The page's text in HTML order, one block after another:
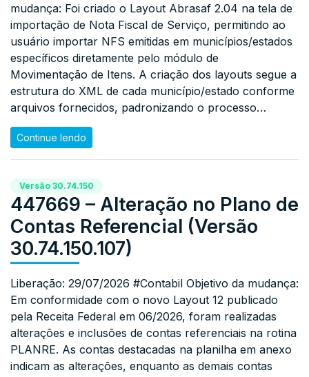
mudança: Foi criado o Layout Abrasaf 2.04 na tela de
importação de Nota Fiscal de Serviço, permitindo ao
usuário importar NFS emitidas em municípios/estados
específicos diretamente pelo módulo de
Movimentação de Itens. A criação dos layouts segue a
estrutura do XML de cada município/estado conforme
arquivos fornecidos, padronizando o processo…
Continue lendo
Versão 30.74.150
447669 – Alteração no Plano de
Contas Referencial (Versão
30.74.150.107)
Liberação: 29/07/2026 #Contabil Objetivo da mudança:
Em conformidade com o novo Layout 12 publicado
pela Receita Federal em 06/2026, foram realizadas
alterações e inclusões de contas referenciais na rotina
PLANRE. As contas destacadas na planilha em anexo
indicam as alterações, enquanto as demais contas